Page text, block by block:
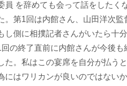
員 を辞めても会って話をしたく
。第1回は内館さん、山田洋次
し側に相撲記者さんがいたら十
の終了直前に内館さんが今後も
た。私はこの宴席を自分が払う
にはワリカンが良いのではない